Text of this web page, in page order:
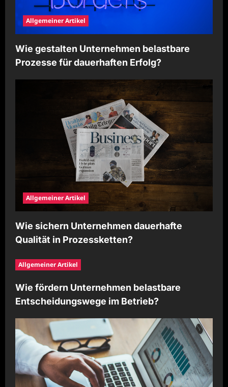
Allgemeiner Artikel
Wie gestalten Unternehmen belastbare
Prozesse für dauerhaften Erfolg?
Allgemeiner Artikel
Wie sichern Unternehmen dauerhafte
Qualität in Prozessketten?
Allgemeiner Artikel
Wie fördern Unternehmen belastbare
Entscheidungswege im Betrieb?